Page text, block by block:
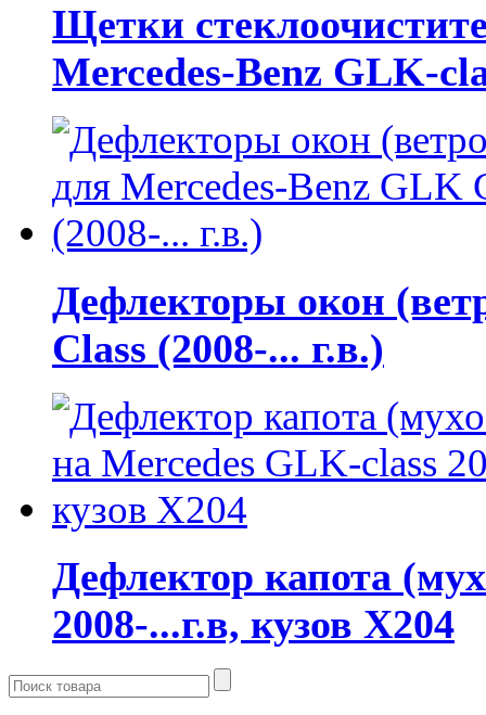
Щетки
Mercedes-Benz GLK-
Дефлекторы окон
Class (2008-... г.в.)
Дефлектор капота
2008-...г.в, кузов X204